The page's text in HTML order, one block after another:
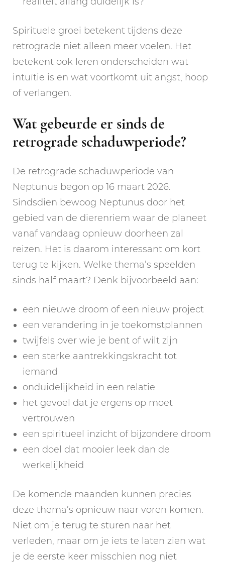
Spirituele groei betekent tijdens deze
retrograde niet alleen meer voelen. Het
betekent ook leren onderscheiden wat
intuïtie is en wat voortkomt uit angst, hoop
of verlangen.
Wat gebeurde er sinds de
retrograde schaduwperiode?
De retrograde schaduwperiode van
Neptunus begon op 16 maart 2026.
Sindsdien bewoog Neptunus door het
gebied van de dierenriem waar de planeet
vanaf vandaag opnieuw doorheen zal
reizen. Het is daarom interessant om kort
terug te kijken. Welke thema’s speelden
sinds half maart? Denk bijvoorbeeld aan:
een nieuwe droom of een nieuw project
een verandering in je toekomstplannen
twijfels over wie je bent of wilt zijn
een sterke aantrekkingskracht tot
iemand
onduidelijkheid in een relatie
het gevoel dat je ergens op moet
vertrouwen
een spiritueel inzicht of bijzondere droom
een doel dat mooier leek dan de
werkelijkheid
De komende maanden kunnen precies
deze thema’s opnieuw naar voren komen.
Niet om je terug te sturen naar het
verleden, maar om je iets te laten zien wat
je de eerste keer misschien nog niet